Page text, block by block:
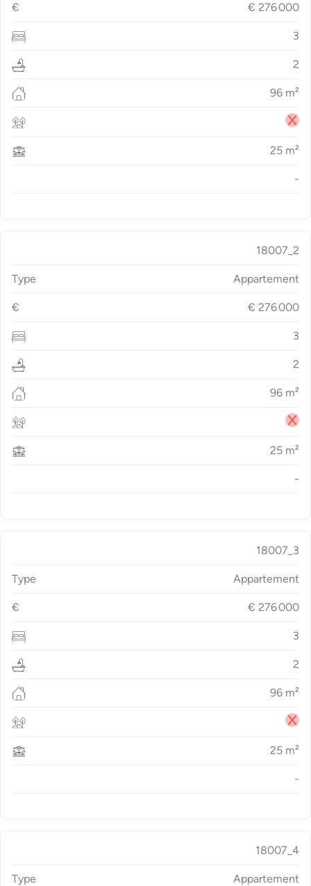
€ € 276 000
3
2
96 m²
25 m²
-
18007_2
Type Appartement
€ € 276 000
3
2
96 m²
25 m²
-
18007_3
Type Appartement
€ € 276 000
3
2
96 m²
25 m²
-
18007_4
Type Appartement